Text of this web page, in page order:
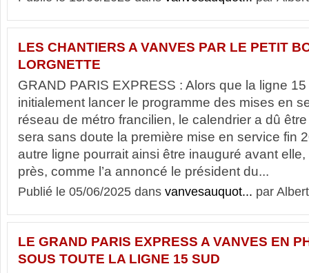
LES CHANTIERS A VANVES PAR LE PETIT
LORGNETTE
GRAND PARIS EXPRESS : Alors que la ligne
initialement lancer le programme des mises en
réseau de métro francilien, le calendrier a dû
sera sans doute la première mise en service fin
autre ligne pourrait ainsi être inauguré avant
près, comme l’a annoncé le président du...
Publié le 05/06/2025 dans vanvesauquot... par
LE GRAND PARIS EXPRESS A VANVES EN
SOUS TOUTE LA LIGNE 15 SUD